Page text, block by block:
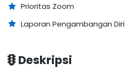
Prioritas Zoom
Laporan Pengambangan Diri
Deskripsi